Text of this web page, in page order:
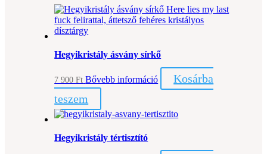
Hegyikristály ásvány sírkő
7 900Ft Bővebb információ
Kosárba
teszem
Hegyikristály tértisztító